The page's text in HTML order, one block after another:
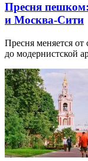
Пресня
и Москва-Сити
Пресня меняется
до модернистской